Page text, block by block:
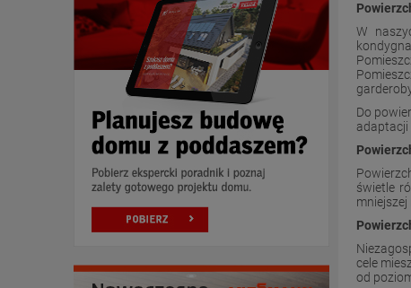
W
Do
adaptacji
świetle
mniejszej
cele
od